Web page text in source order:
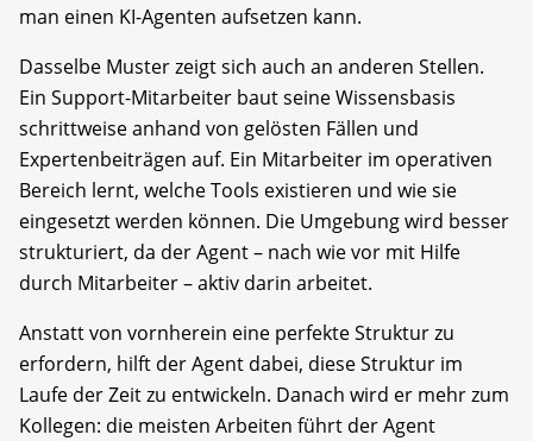
man einen KI-Agenten aufsetzen kann.
Dasselbe Muster zeigt sich auch an anderen Stellen.
Ein Support-Mitarbeiter baut seine Wissensbasis
schrittweise anhand von gelösten Fällen und
Expertenbeiträgen auf. Ein Mitarbeiter im operativen
Bereich lernt, welche Tools existieren und wie sie
eingesetzt werden können. Die Umgebung wird besser
strukturiert, da der Agent – nach wie vor mit Hilfe
durch Mitarbeiter – aktiv darin arbeitet.
Anstatt von vornherein eine perfekte Struktur zu
erfordern, hilft der Agent dabei, diese Struktur im
Laufe der Zeit zu entwickeln. Danach wird er mehr zum
Kollegen: die meisten Arbeiten führt der Agent